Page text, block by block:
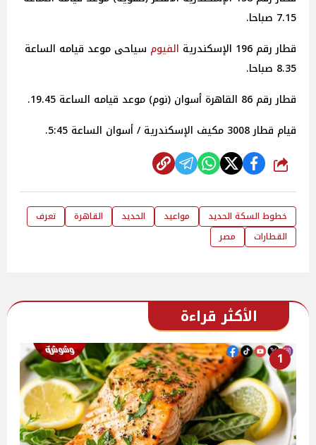
7.15 صباحا.
قطار رقم 196 الإسكندرية
الفيوم سياحى موعد قيامه الساعة
8.35 صباحا.
قطار رقم 86 القاهرة أسوان (نوم) موعد قيامه الساعة 19.45.
قيام قطار 3008 مكيف الإسكندرية / أسوان الساعة 5:45.
شارك
خطوط السكة الحديد مواعيد الحديد القاهرة
تعرف
القطارات
مصر
الأكثر قراءة
1